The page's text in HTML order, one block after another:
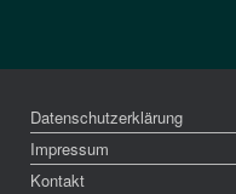
Datenschutzerklärung
Impressum
Kontakt